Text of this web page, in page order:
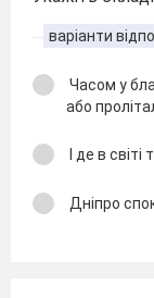
варіанти
Часом у
або
І де в
Дніпро